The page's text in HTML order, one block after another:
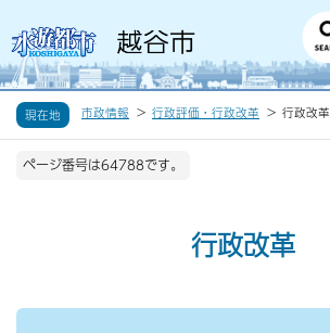
現在地 市政情報 行政評価・行政改革 行政改革
ページ番号は64788です。
行政改革